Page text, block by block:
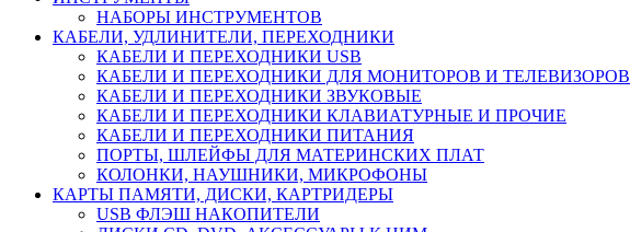
НАБОРЫ ИНСТРУМЕНТОВ
КАБЕЛИ, УДЛИНИТЕЛИ, ПЕРЕХОДНИКИ
КАБЕЛИ И ПЕРЕХОДНИКИ USB
КАБЕЛИ И ПЕРЕХОДНИКИ ДЛЯ МОНИТОРОВ И ТЕЛЕВИЗОРОВ
КАБЕЛИ И ПЕРЕХОДНИКИ ЗВУКОВЫЕ
КАБЕЛИ И ПЕРЕХОДНИКИ КЛАВИАТУРНЫЕ И ПРОЧИЕ
КАБЕЛИ И ПЕРЕХОДНИКИ ПИТАНИЯ
ПОРТЫ, ШЛЕЙФЫ ДЛЯ МАТЕРИНСКИХ ПЛАТ
КОЛОНКИ, НАУШНИКИ, МИКРОФОНЫ
КАРТЫ ПАМЯТИ, ДИСКИ, КАРТРИДЕРЫ
USB ФЛЭШ НАКОПИТЕЛИ